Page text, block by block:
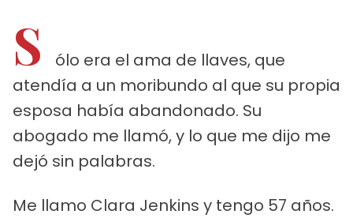
S
ólo era el ama de llaves, que
atendía a un moribundo al que su propia
esposa había abandonado. Su
abogado me llamó, y lo que me dijo me
dejó sin palabras.
Me llamo Clara Jenkins y tengo 57 años.